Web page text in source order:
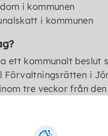
i kommunen
i kommunen
ett kommunalt
i
tre veckor från
vill överklaga och